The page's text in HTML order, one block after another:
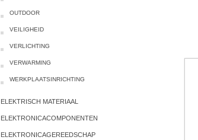
OUTDOOR
VEILIGHEID
VERLICHTING
VERWARMING
WERKPLAATSINRICHTING
ELEKTRISCH MATERIAAL
ELEKTRONICACOMPONENTEN
ELEKTRONICAGEREEDSCHAP